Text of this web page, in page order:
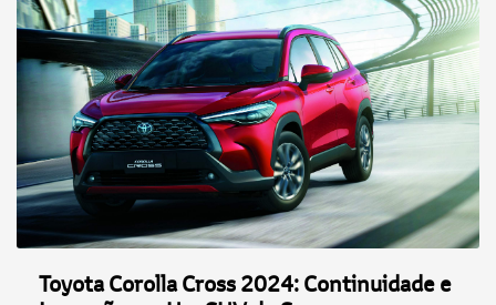
Toyota Corolla Cross 2024: Continuidade e